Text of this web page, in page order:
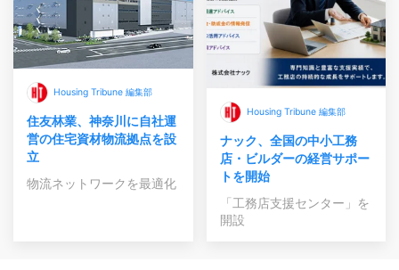
Housing Tribune 編集部
住友林業、神奈川に自社運
営の住宅資材物流拠点を設
立
物流ネットワークを最適化
Housing Tribune 編集部
ナック、全国の中小工務
店・ビルダーの経営サポー
トを開始
「工務店支援センター」を
開設